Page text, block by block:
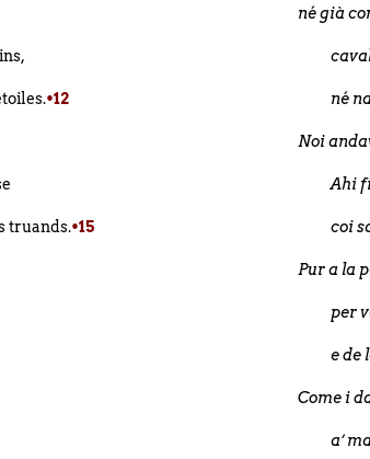
•12
truands.•15
né già
né
Noi
Ahi
coi
Pur a la
per
e de
Come i
a’